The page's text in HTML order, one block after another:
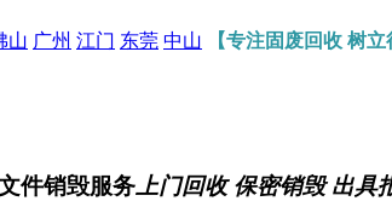
山 广州 江门 东莞 中山 【专注固废回收 树
件销毁服务 上门回收 保密销毁 出具